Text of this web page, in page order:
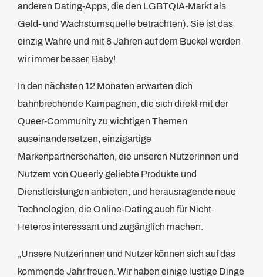
anderen Dating-Apps, die den LGBTQIA-Markt als
Geld- und Wachstumsquelle betrachten). Sie ist das
einzig Wahre und mit 8 Jahren auf dem Buckel werden
wir immer besser, Baby!
In den nächsten 12 Monaten erwarten dich
bahnbrechende Kampagnen, die sich direkt mit der
Queer-Community zu wichtigen Themen
auseinandersetzen, einzigartige
Markenpartnerschaften, die unseren Nutzerinnen und
Nutzern von Queerly geliebte Produkte und
Dienstleistungen anbieten, und herausragende neue
Technologien, die Online-Dating auch für Nicht-
Heteros interessant und zugänglich machen.
„Unsere Nutzerinnen und Nutzer können sich auf das
kommende Jahr freuen. Wir haben einige lustige Dinge